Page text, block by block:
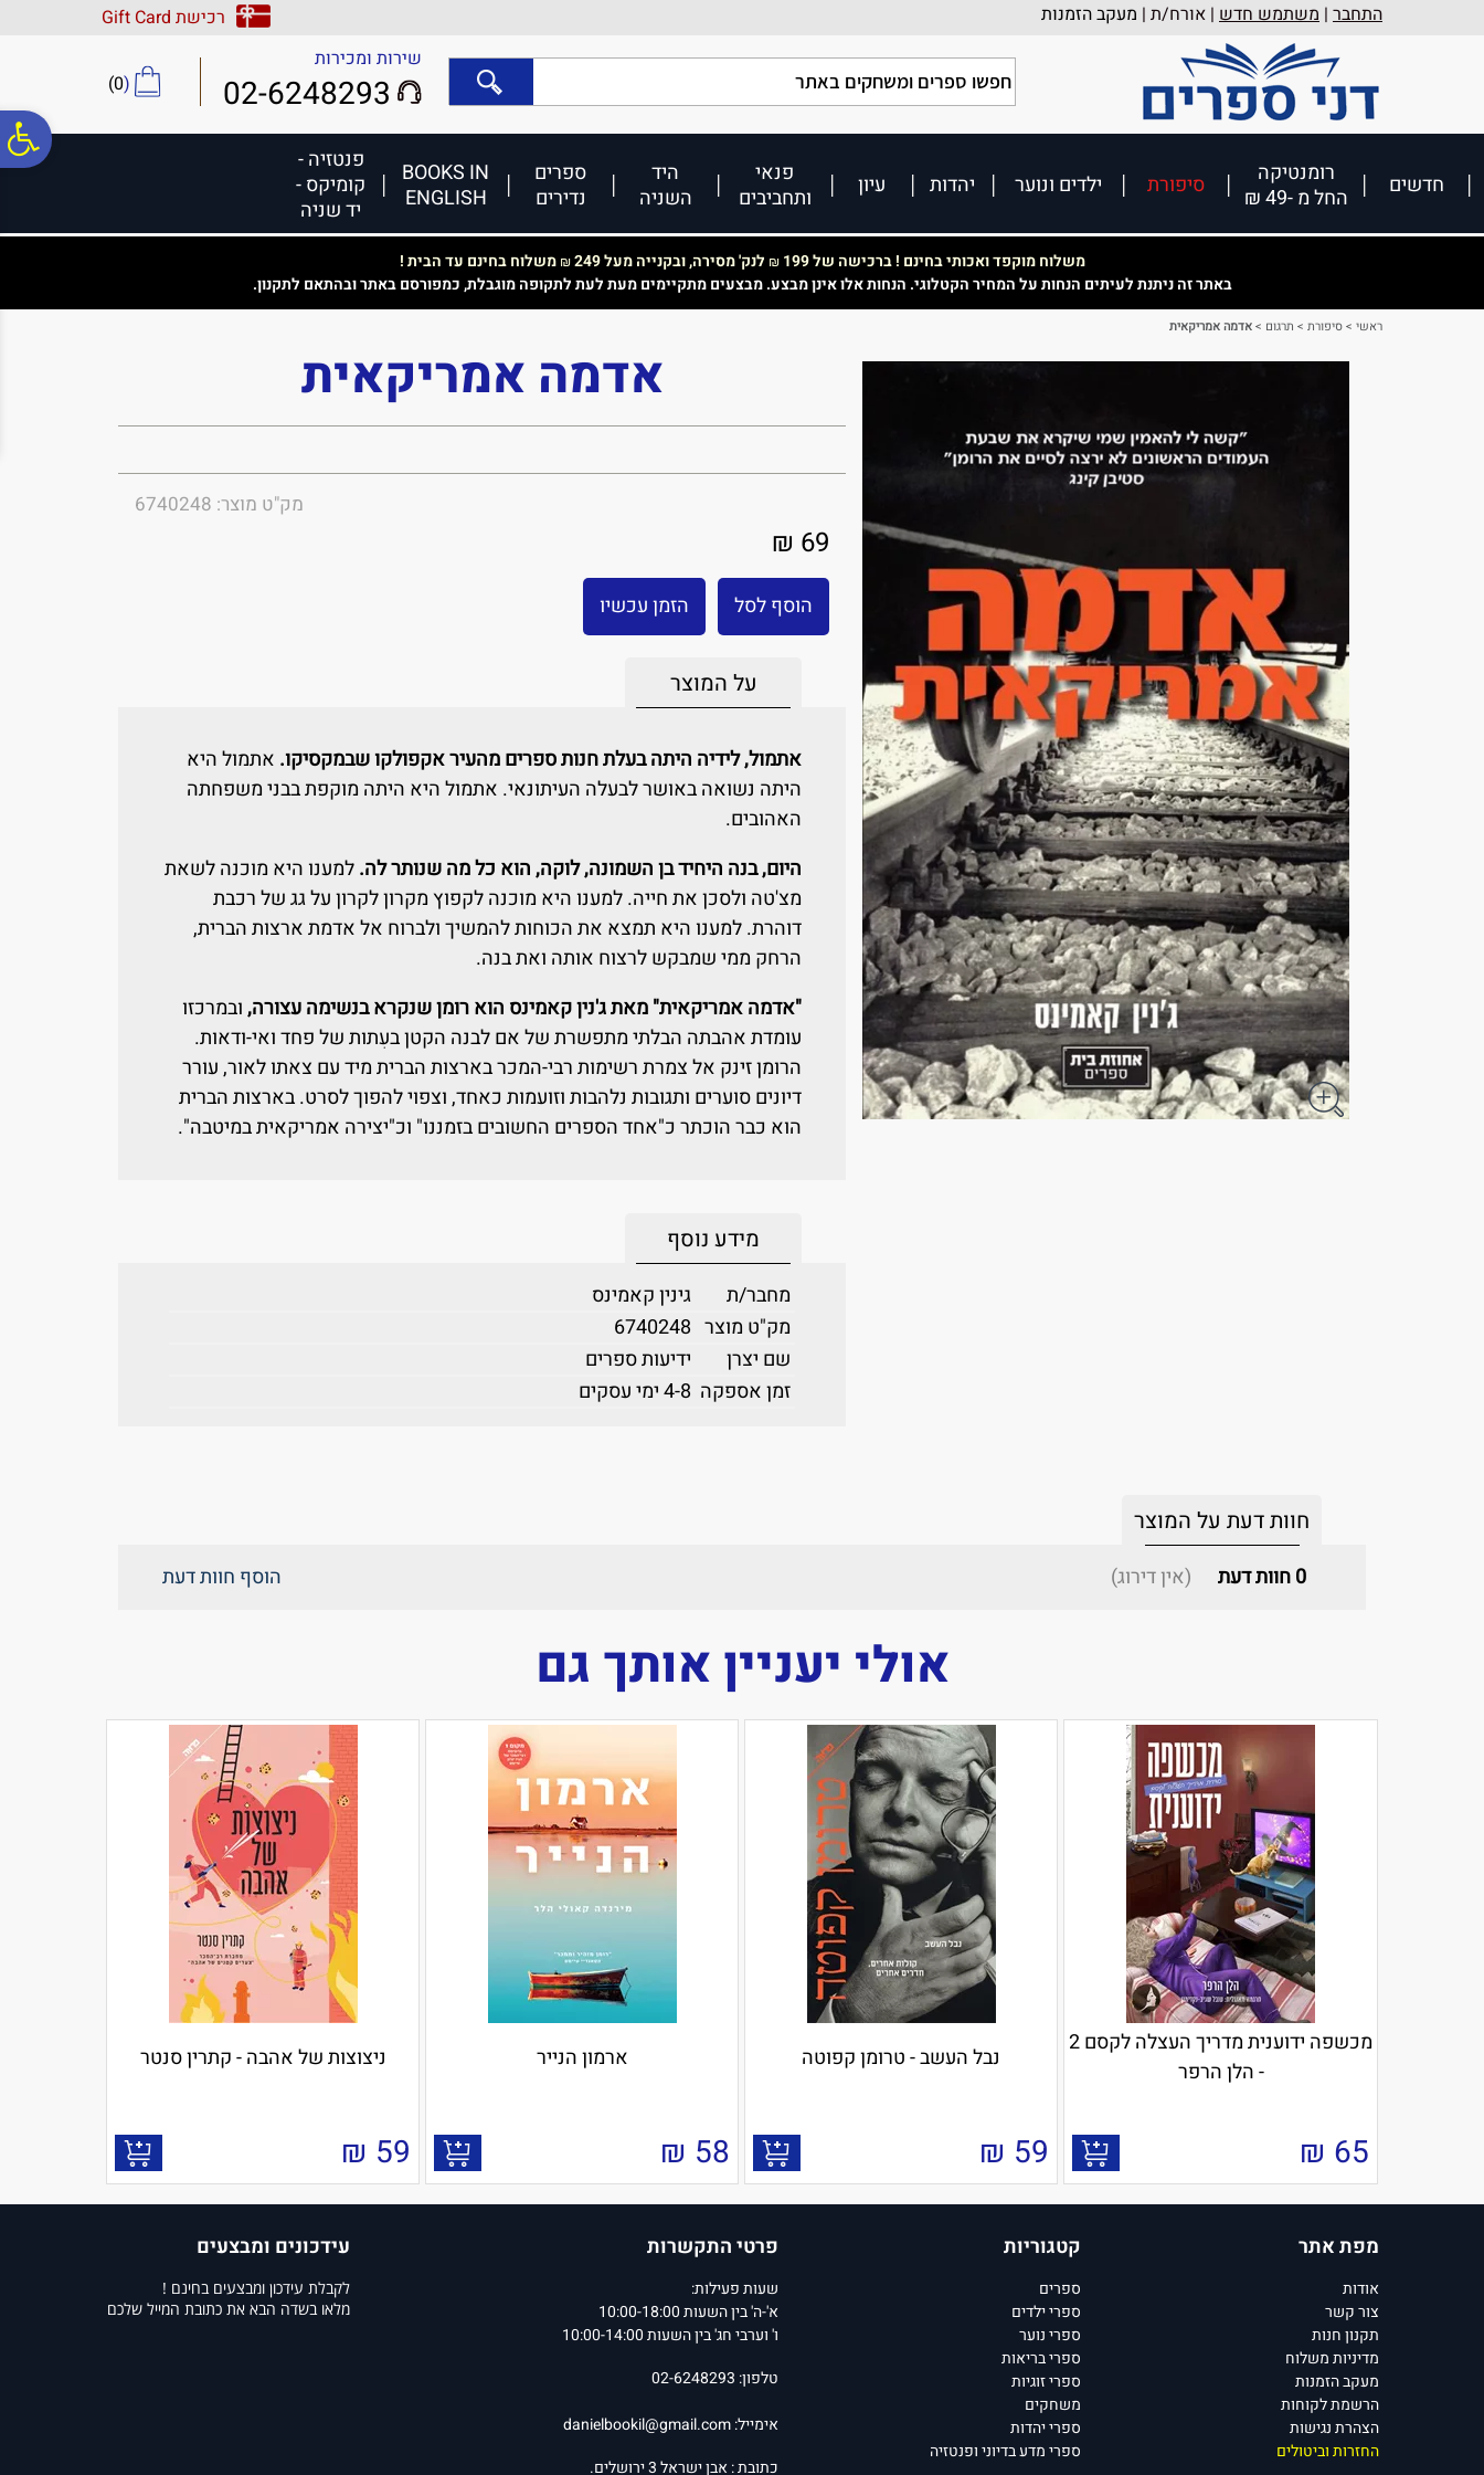
נגישות
אתר
המרכזי
התחבר | משתמש חדש | אורח/ת | מעקב הזמנות
רכישת Gift Card
שירות ומכירות
02-6248293
(
0
)
חדשים
רומנטיקה
החל מ -49 ₪
סיפורת ילדים ונוער יהדות עיון
פנאי
ותחביבים
היד
השניה
ספרים
נדירים
BOOKS IN
ENGLISH
פנטזיה -
קומיקס -
יד שניה
משלוח מוקפד ואכותי בחינם ! ברכישה של 199 ₪ לנק' מסירה, ובקנייה מעל 249 ₪משלוח בחינם עד הבית !
באתר זה ניתנת לעיתים הנחות על המחיר הקטלוגי. הנחות אלו אינן מבצע. מבצעים מתקיימים מעת לעת לתקופה מוגבלת, כמפורסם באתר ובהתאם לתקנון.
ראשי >סיפורת > תרגום >אדמה אמריקאית
אדמה אמריקאית
מק"ט מוצר: 6740248
69 ₪
הוסף לסל הזמן עכשיו
על המוצר
אתמול, לידיה היתה בעלת חנות ספרים מהעיר אקפולקו שבמקסיקו. אתמול היא
היתה נשואה באושר לבעלה העיתונאי. אתמול היא היתה מוקפת בבני משפחתה
האהובים.
היום, בנה היחיד בן השמונה, לוקה, הוא כל מה שנותר לה.למענו היא מוכנה לשאת
מצ'טה ולסכן את חייה. למענו היא מוכנה לקפוץ מקרון לקרון על גג של רכבת
דוהרת. למענו היא תמצא את הכוחות להמשיך ולברוח אל אדמת ארצות הברית,
הרחק ממי שמבקש לרצוח אותה ואת בנה.
"אדמה אמריקאית" מאת ג'נין קאמינס הוא רומן שנקרא בנשימה עצורה,ובמרכזו
עומדת אהבתה הבלתי מתפשרת של אם לבנה הקטן בעִתות של פחד ואי-ודאות.
הרומן זינק אל צמרת רשימות רבי-המכר בארצות הברית מיד עם צאתו לאור, עורר
דיונים סוערים ותגובות נלהבות וזועמות כאחד, וצפוי להפוך לסרט. בארצות הברית
הוא כבר הוכתר כ"אחד הספרים החשובים בזמננו" וכ"יצירה אמריקאית במיטבה".
מידע נוסף
מחבר/ת
גינין קאמינס
מק"ט מוצר 6740248
שם יצרן
ידיעות ספרים
זמן אספקה 4-8 ימי עסקים
חוות דעת על המוצר
0חוות דעת (אין דירוג) הוסף חוות דעת
אולי יעניין אותך גם
מכשפה ידוענית מדריך העצלה לקסם 2
- הלן הרפר
65
₪
נבל העשב - טרומן קפוטה
59
₪
ארמון הנייר
58
₪
ניצוצות של אהבה - קתרין סנטר
59
₪
מפת אתר
אודות
צור קשר
תקנון חנות
מדיניות משלוח
מעקב הזמנות
הרשמת לקוחות
הצהרת נגישות
החזרות וביטולים
קטגוריות
ספרים
ספרי ילדים
ספרי נוער
ספרי בריאות
ספרי זוגיות
משחקים
ספרי יהדות
ספרי מדע בדיוני ופנטזיה
פרטי התקשרות
שעות פעילות:
א'-ה' בין השעות 10:00-18:00
ו' וערבי חג' בין השעות 10:00-14:00
טלפון: 02-6248293
אימייל:danielbookil@gmail.com
כתובת : אבן ישראל 3 ירושלים.
עידכונים ומבצעים
לקבלת עידכון ומבצעים בחינם !
מלאו בשדה הבא את כתובת המייל שלכם